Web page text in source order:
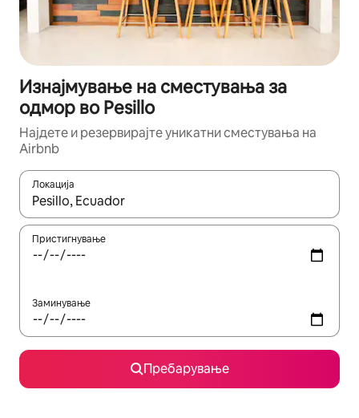
Изнајмување на сместувања за
одмор во Pesillo
Најдете и резервирајте уникатни сместувања на
Airbnb
Локација
Кога резултатите се достапни, движете се со копчињата
Пристигнување
Заминување
Пребарување